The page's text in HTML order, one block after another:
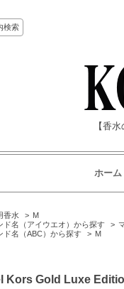
検索
【香
ホーム
香水 > M
ド名（アイウエオ）から探す >
ド名（ABC）から探す > M
Kors Gold Luxe